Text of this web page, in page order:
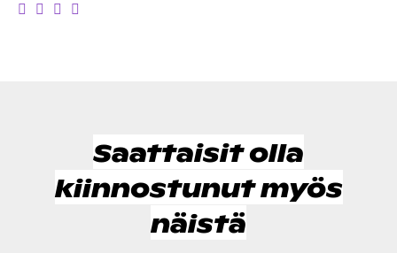
Saattaisit olla
kiinnostunut myös
näistä